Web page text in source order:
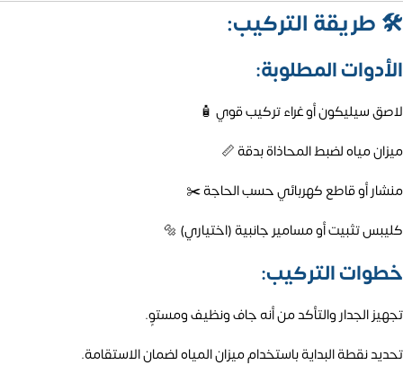
🛠️ طريقة التركيب:
الأدوات المطلوبة:
لاصق سيليكون أو غراء تركيب قوي 🧴
ميزان مياه لضبط المحاذاة بدقة 📏
منشار أو قاطع كهربائي حسب الحاجة ✂️
كليبس تثبيت أو مسامير جانبية (اختياري) 🔩
خطوات التركيب:
تجهيز الجدار والتأكد من أنه جاف ونظيف ومستوٍ.
تحديد نقطة البداية باستخدام ميزان المياه لضمان الاستقامة.